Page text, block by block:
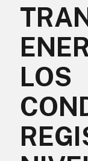
LOS